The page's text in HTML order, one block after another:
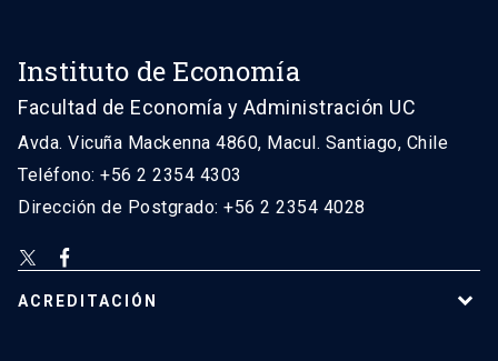
Instituto de Economía
Facultad de Economía y Administración UC
Avda. Vicuña Mackenna 4860, Macul. Santiago, Chile
Teléfono: +56 2 2354 4303
Dirección de Postgrado: +56 2 2354 4028
ACREDITACIÓN